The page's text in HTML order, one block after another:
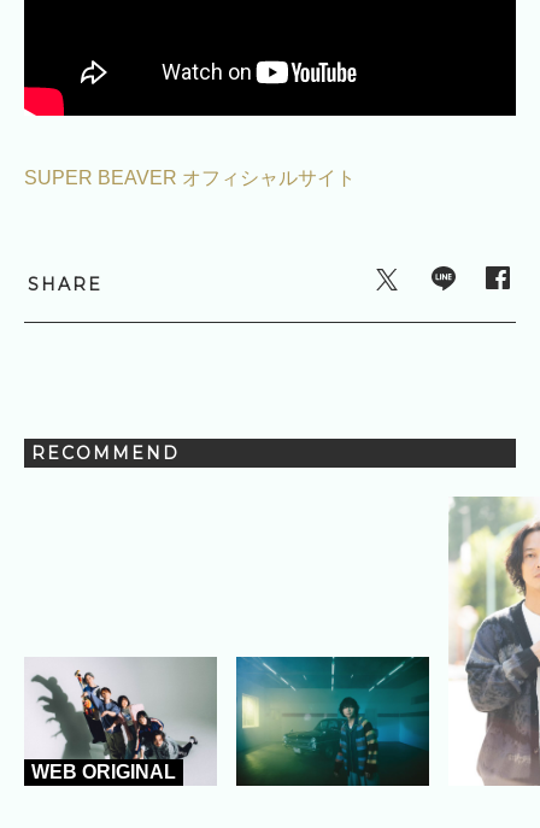
SUPER BEAVER オフィシャルサイト
SHARE
RECOMMEND
WEB ORIGINAL